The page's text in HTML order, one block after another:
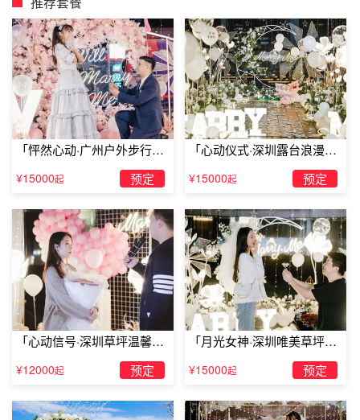
珠海情侣玩耍的地方风车山
东澳岛的制高处有座装满风车的山头，可以多角度欣赏无边
海景。每当傍晚太阳滑落地平线之时，漫天红光映照山海
木随风摇曳，是放松徒步好去处。
「怦然心动·广州户外步行街
求婚」
¥15000起 预定
「心动仪式·深圳露台浪漫求
婚」
¥15000起 预定
「心动信号·深圳草坪温馨求
¥12000起 预定
「月光女神·深圳唯美草坪浪
¥15000起 预定